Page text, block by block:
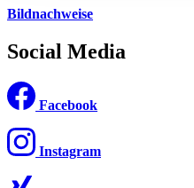
Bildnachweise
Social Media
Facebook
Instagram